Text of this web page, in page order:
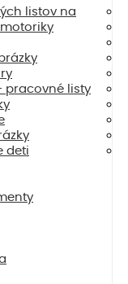
listov na
pracovné listy
deti